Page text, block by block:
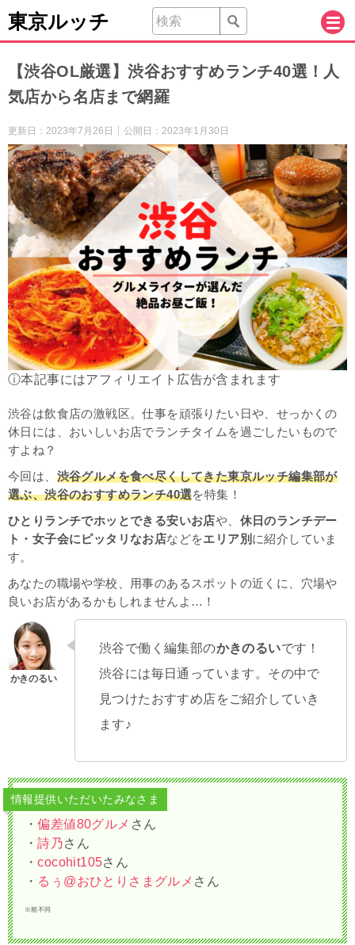
東京ルッチ
【渋谷OL厳選】渋谷おすすめランチ40選！人
気店から名店まで網羅
更新日： 2023年7月26日 公開日： 2023年1月30日
ⓘ本記事にはアフィリエイト広告が含まれます
渋谷は飲食店の激戦区。仕事を頑張りたい日や、せっかくの
休日には、おいしいお店でランチタイムを過ごしたいもので
すよね？
今回は、 渋谷グルメを食べ尽くしてきた東京ルッチ編集部が
選ぶ、渋谷のおすすめランチ40選を特集！
ひとりランチでホッとできる安いお店や、 休日のランチデー
ト・女子会にピッタリなお店などをエリア別 に紹介していま
す。
あなたの職場や学校、用事のあるスポットの近くに、穴場や
良いお店があるかもしれませんよ…！
渋谷で働く編集部のかきのるいです！
渋谷には毎日通っています。その中で
見つけたおすすめ店をご紹介していき
ます♪
情報提供いただいたみなさま
・偏差値80グルメ さん
・詩乃さん
・cocohit105さん
・ るぅ@おひとりさまグルメ さん
※順不同